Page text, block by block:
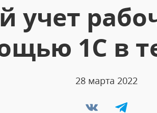
учет
1С в
28 марта 2022